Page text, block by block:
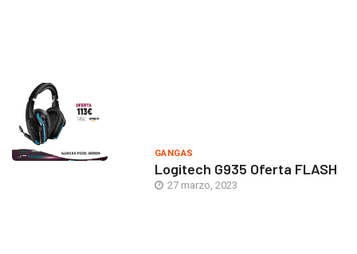
GANGAS
Logitech G935 Oferta FLASH
27 marzo, 2023